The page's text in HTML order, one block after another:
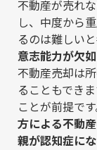
不動産が売れ
し、中度から
るのは難しい
意志能力が欠
不動産売却は
ることもでき
ことが前提です
方による不動
親が認知症に